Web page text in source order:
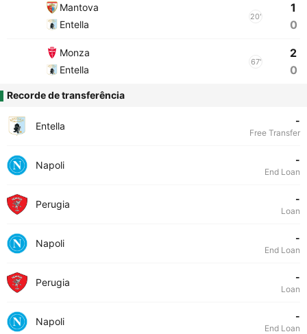
Mantova
Entella
20'
1
0
Monza
Entella
67'
2
0
Recorde de transferência
Entella -
Free Transfer
Napoli -
End Loan
Perugia -
Loan
Napoli -
End Loan
Perugia -
Loan
Napoli -
End Loan